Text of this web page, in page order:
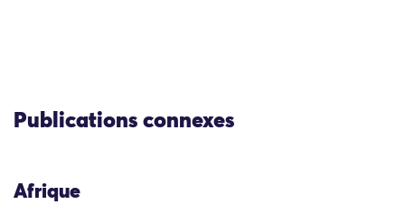
Publications connexes
Afrique